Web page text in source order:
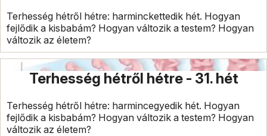
Terhesség hétről hétre: harminckettedik hét. Hogyan
fejlődik a kisbabám? Hogyan változik a testem? Hogyan
változik az életem?
Terhesség hétről hétre - 31. hét
Terhesség hétről hétre: harmincegyedik hét. Hogyan
fejlődik a kisbabám? Hogyan változik a testem? Hogyan
változik az életem?